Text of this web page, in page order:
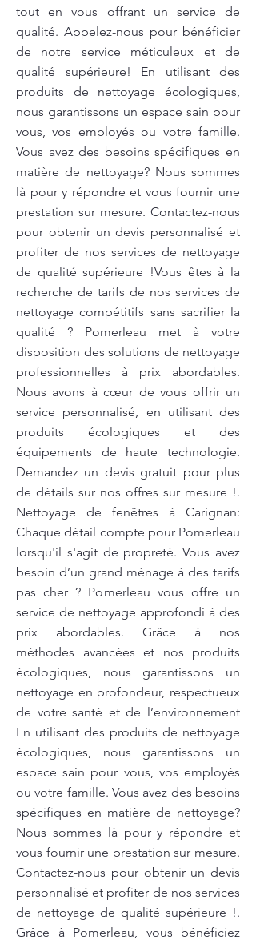
tout en vous offrant un service de
qualité. Appelez-nous pour bénéficier
de notre service méticuleux et de
qualité supérieure! En utilisant des
produits de nettoyage écologiques,
nous garantissons un espace sain pour
vous, vos employés ou votre famille.
Vous avez des besoins spécifiques en
matière de nettoyage? Nous sommes
là pour y répondre et vous fournir une
prestation sur mesure. Contactez-nous
pour obtenir un devis personnalisé et
profiter de nos services de nettoyage
de qualité supérieure !Vous êtes à la
recherche de tarifs de nos services de
nettoyage compétitifs sans sacrifier la
qualité ? Pomerleau met à votre
disposition des solutions de nettoyage
professionnelles à prix abordables.
Nous avons à cœur de vous offrir un
service personnalisé, en utilisant des
produits écologiques et des
équipements de haute technologie.
Demandez un devis gratuit pour plus
de détails sur nos offres sur mesure !.
Nettoyage de fenêtres à Carignan:
Chaque détail compte pour Pomerleau
lorsqu'il s'agit de propreté. Vous avez
besoin d’un grand ménage à des tarifs
pas cher ? Pomerleau vous offre un
service de nettoyage approfondi à des
prix abordables. Grâce à nos
méthodes avancées et nos produits
écologiques, nous garantissons un
nettoyage en profondeur, respectueux
de votre santé et de l’environnement
En utilisant des produits de nettoyage
écologiques, nous garantissons un
espace sain pour vous, vos employés
ou votre famille. Vous avez des besoins
spécifiques en matière de nettoyage?
Nous sommes là pour y répondre et
vous fournir une prestation sur mesure.
Contactez-nous pour obtenir un devis
personnalisé et profiter de nos services
de nettoyage de qualité supérieure !.
Grâce à Pomerleau, vous bénéficiez